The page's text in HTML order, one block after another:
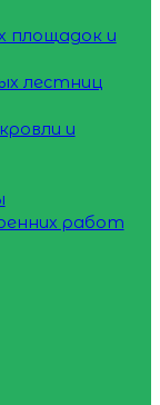
площадок и
лестниц
и
работ